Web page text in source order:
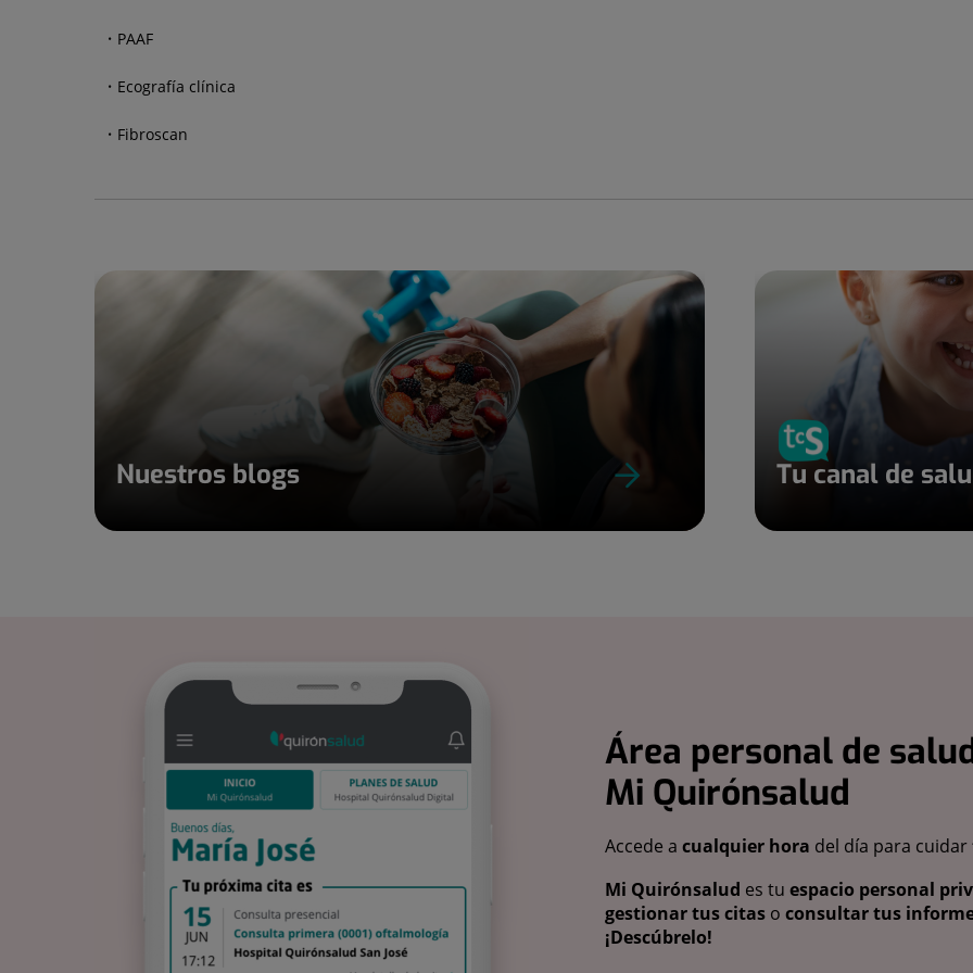
PAAF
Ecografía clínica
Fibroscan
Nuestros blogs Tu canal de
Área personal de
Mi Quirónsalud
Accede a cualquier hora del día para cuidar
Mi Quirónsalud es tu espacio personal
gestionar tus citas o consultar tus
¡Descúbrelo!